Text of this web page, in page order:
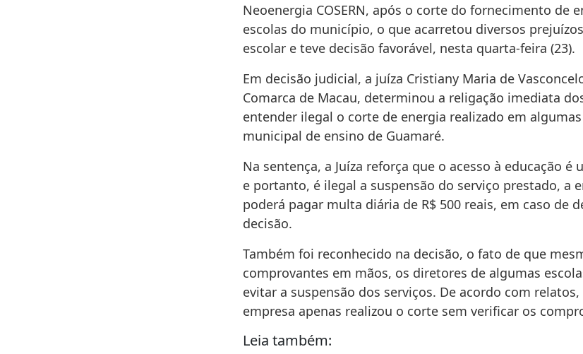
Neoenergia COSERN, após o corte do fornecimento de
escolas do município, o que acarretou diversos
escolar e teve decisão favorável, nesta quarta-feira (23).
Em decisão judicial, a juíza Cristiany Maria de
Comarca de Macau, determinou a religação imediata
entender ilegal o corte de energia realizado em
municipal de ensino de Guamaré.
Na sentença, a Juíza reforça que o acesso à educação é
e portanto, é ilegal a suspensão do serviço prestado, a
poderá pagar multa diária de R$ 500 reais, em caso de
decisão.
Também foi reconhecido na decisão, o fato de que
comprovantes em mãos, os diretores de algumas
evitar a suspensão dos serviços. De acordo com
empresa apenas realizou o corte sem verificar os
Leia também: